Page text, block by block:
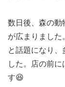
数日後、森の動
が広まりました
と話題になり、
した。店の前
す😆